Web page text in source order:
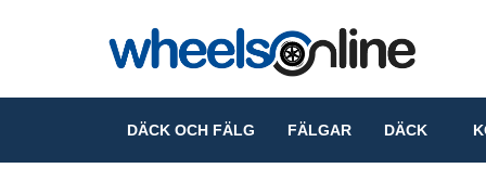
DÄCK OCH FÄLG FÄLGAR DÄCK